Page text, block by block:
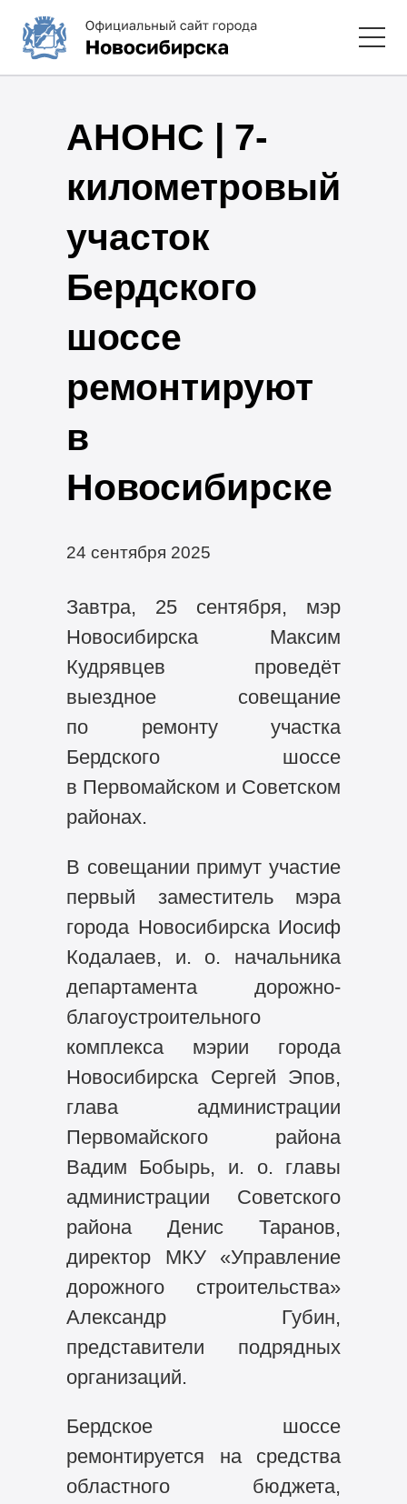
АНОНС | 7-
километровый
участок
Бердского
шоссе
ремонтируют
в
Новосибирске
24 сентября 2025
Завтра, 25 сентября, мэр
Новосибирска Максим
Кудрявцев проведёт
выездное совещание
по ремонту участка
Бердского шоссе
в Первомайском и Советском
районах.
В совещании примут участие
первый заместитель мэра
города Новосибирска Иосиф
Кодалаев, и. о. начальника
департамента дорожно-
благоустроительного
комплекса мэрии города
Новосибирска Сергей Эпов,
глава администрации
Первомайского района
Вадим Бобырь, и. о. главы
администрации Советского
района Денис Таранов,
директор МКУ «Управление
дорожного строительства»
Александр Губин,
представители подрядных
организаций.
Бердское шоссе
ремонтируется на средства
областного бюджета,